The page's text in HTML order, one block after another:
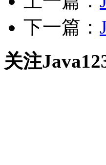
下一篇：
关注